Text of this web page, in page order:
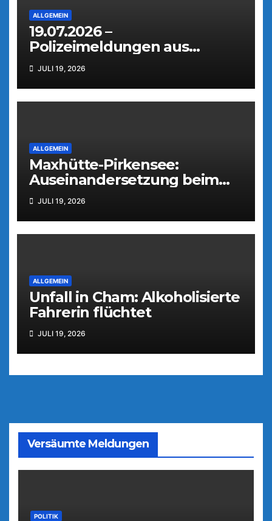
ALLGEMEIN
19.07.2026 –
Polizeimeldungen aus
Weiden
JULI 19, 2026
ALLGEMEIN
Maxhütte-Pirkensee:
Auseinandersetzung beim
Parkfest
JULI 19, 2026
ALLGEMEIN
Unfall in Cham: Alkoholisierte
Fahrerin flüchtet
JULI 19, 2026
Versäumte Meldungen
POLITIK